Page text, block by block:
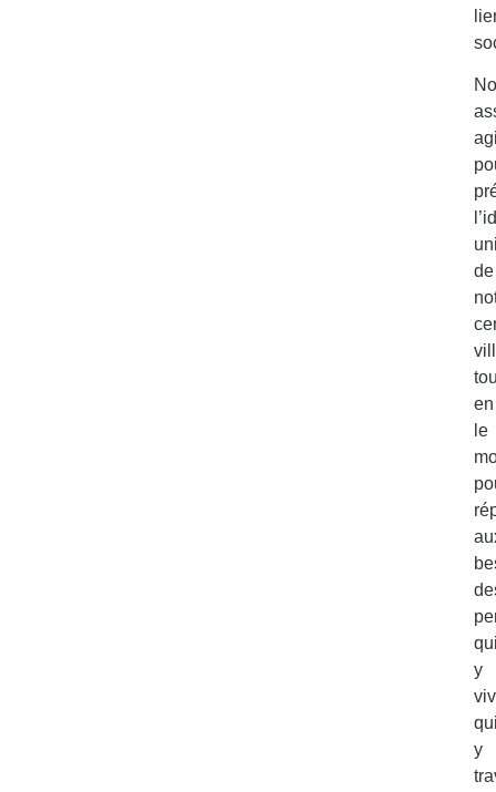
de
en
le
y
y